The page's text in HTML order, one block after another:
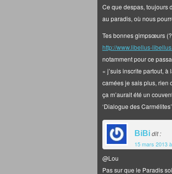
Ce que despas, toujours
au paradis, où nous
Tes bonnes gimpsœurs
http://www.libellus-
notamment pour ce
« j’suis inscrite partout,
camées je sais plus, rien
ça m’aurait été un
‘Dialogue des
BiBidit :
15 mars 2013
@Lou
Pas sur que le Paradis